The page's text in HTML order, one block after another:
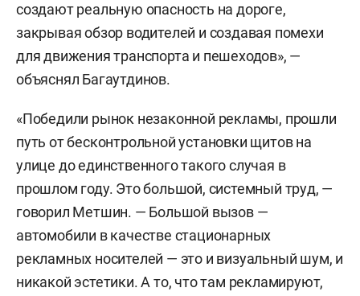
создают реальную опасность на дороге,
закрывая обзор водителей и создавая помехи
для движения транспорта и пешеходов», —
объяснял Багаутдинов.
«Победили рынок незаконной рекламы, прошли
путь от бесконтрольной установки щитов на
улице до единственного такого случая в
прошлом году. Это большой, системный труд, —
говорил Метшин. — Большой вызов —
автомобили в качестве стационарных
рекламных носителей — это и визуальный шум, и
никакой эстетики. А то, что там рекламируют,